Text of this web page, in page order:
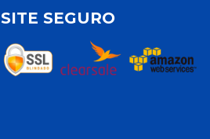
SITE SEGURO